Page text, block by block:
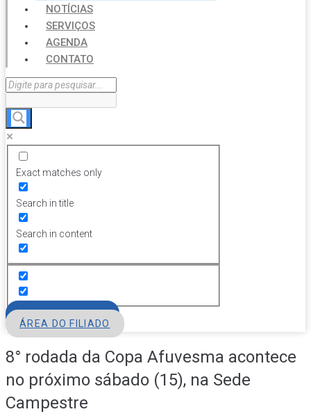
NOTÍCIAS
SERVIÇOS
AGENDA
CONTATO
Exact matches only
Search in title
Search in content
ÁREA DO FILIADO
8° rodada da Copa Afuvesma acontece
no próximo sábado (15), na Sede
Campestre